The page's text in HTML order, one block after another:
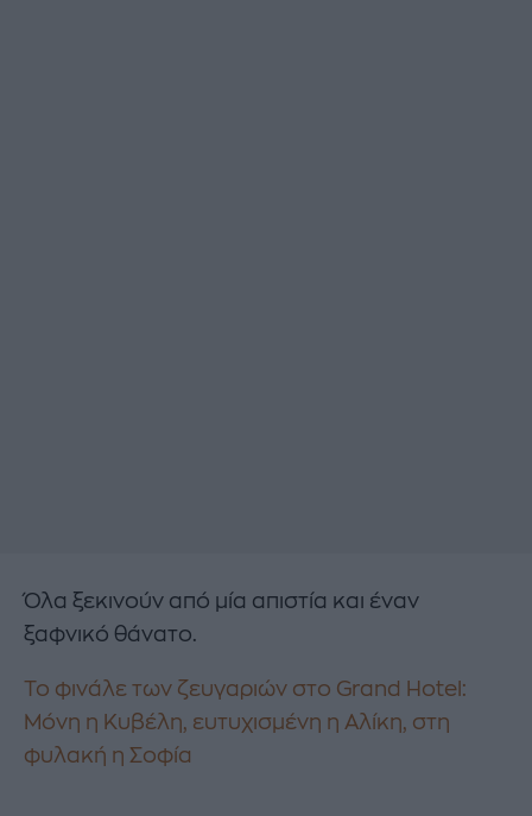
Όλα ξεκινούν από μία απιστία και έναν
ξαφνικό θάνατο.
Το φινάλε των ζευγαριών στο Grand Hotel:
Μόνη η Κυβέλη, ευτυχισμένη η Αλίκη, στη
φυλακή η Σοφία